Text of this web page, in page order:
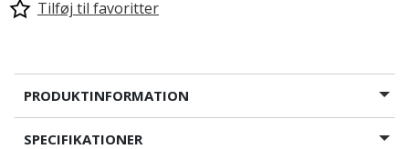
Tilføj til favoritter
PRODUKTINFORMATION
SPECIFIKATIONER